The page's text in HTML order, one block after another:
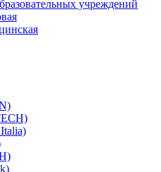
учреждений